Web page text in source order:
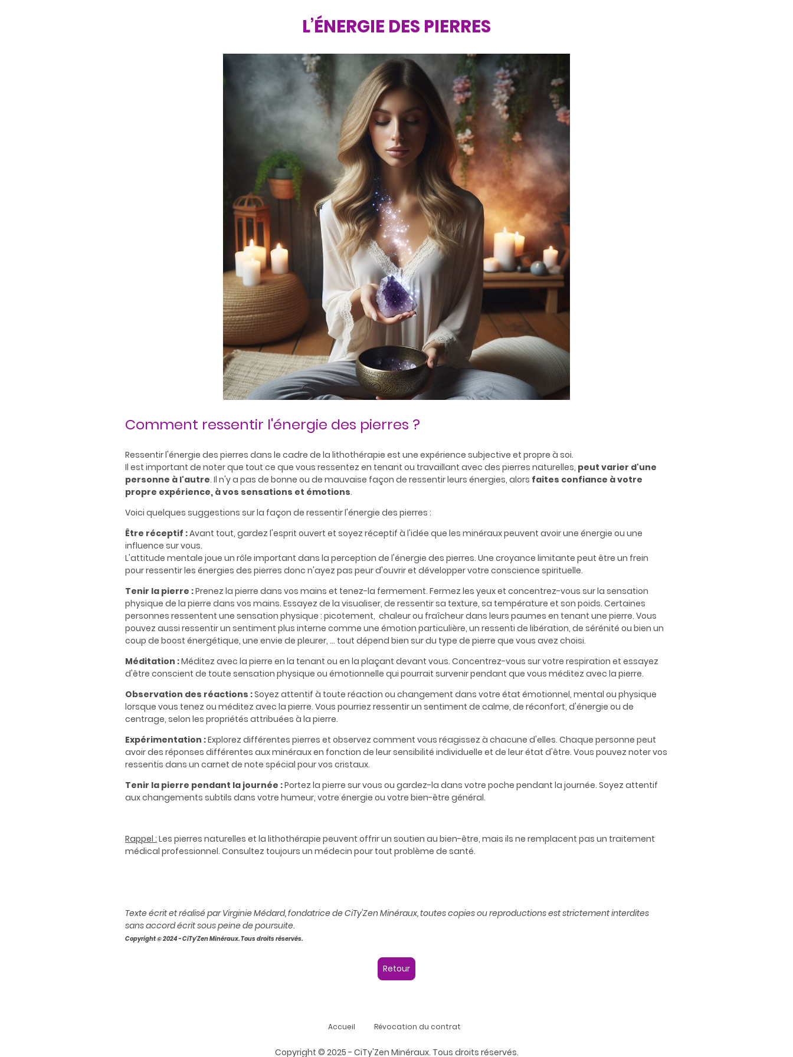
L’ÉNERGIE DES PIERRES
Comment ressentir l'énergie des pierres ?
Ressentir l'énergie des pierres dans le cadre de la lithothérapie est une expérience subjective et propre à soi.
Il est important de noter que tout ce que vous ressentez en tenant ou travaillant avec des pierres naturelles, peut varier d'une
personne à l'autre. Il n'y a pas de bonne ou de mauvaise façon de ressentir leurs énergies, alors faites confiance à votre
propre expérience, à vos sensations et émotions.
Voici quelques suggestions sur la façon de ressentir l'énergie des pierres :
Être réceptif :Avant tout, gardez l'esprit ouvert et soyez réceptif à l'idée que les minéraux peuvent avoir une énergie ou une
influence sur vous.
L'attitude mentale joue un rôle important dans la perception de l'énergie des pierres. Une croyance limitante peut être un frein
pour ressentir les énergies des pierres donc n'ayez pas peur d'ouvrir et développer votre conscience spirituelle.
Tenir la pierre :Prenez la pierre dans vos mains et tenez-la fermement. Fermez les yeux et concentrez-vous sur la sensation
physique de la pierre dans vos mains. Essayez de la visualiser, de ressentir sa texture, sa température et son poids. Certaines
personnes ressentent une sensation physique : picotement, chaleur ou fraîcheur dans leurs paumes en tenant une pierre. Vous
pouvez aussi ressentir un sentiment plus interne comme une émotion particulière, un ressenti de libération, de sérénité ou bien un
coup de boost énergétique, une envie de pleurer, ... tout dépend bien sur du type de pierre que vous avez choisi.
Méditation :Méditez avec la pierre en la tenant ou en la plaçant devant vous. Concentrez-vous sur votre respiration et essayez
d'être conscient de toute sensation physique ou émotionnelle qui pourrait survenir pendant que vous méditez avec la pierre.
Observation des réactions :Soyez attentif à toute réaction ou changement dans votre état émotionnel, mental ou physique
lorsque vous tenez ou méditez avec la pierre. Vous pourriez ressentir un sentiment de calme, de réconfort, d'énergie ou de
centrage, selon les propriétés attribuées à la pierre.
Expérimentation :Explorez différentes pierres et observez comment vous réagissez à chacune d'elles. Chaque personne peut
avoir des réponses différentes aux minéraux en fonction de leur sensibilité individuelle et de leur état d'être. Vous pouvez noter vos
ressentis dans un carnet de note spécial pour vos cristaux.
Tenir la pierre pendant la journée :Portez la pierre sur vous ou gardez-la dans votre poche pendant la journée. Soyez attentif
aux changements subtils dans votre humeur, votre énergie ou votre bien-être général.
Rappel : Les pierres naturelles et la lithothérapie peuvent offrir un soutien au bien-être, mais ils ne remplacent pas un traitement
médical professionnel. Consultez toujours un médecin pour tout problème de santé.
Texte écrit et réalisé par Virginie Médard, fondatrice de CiTy'Zen Minéraux, toutes copies ou reproductions est strictement interdites
sans accord écrit sous peine de poursuite.
Copyright © 2024 - CiTy'Zen Minéraux. Tous droits réservés.
Retour
Accueil Révocation du contrat
Copyright © 2025 - CiTy'Zen Minéraux. Tous droits réservés.